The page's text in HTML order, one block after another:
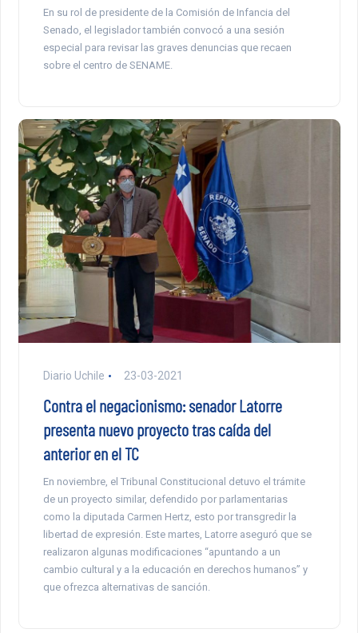
En su rol de presidente de la Comisión de Infancia del
Senado, el legislador también convocó a una sesión
especial para revisar las graves denuncias que recaen
sobre el centro de SENAME.
Diario Uchile 23-03-2021
Contra el negacionismo: senador Latorre
presenta nuevo proyecto tras caída del
anterior en el TC
En noviembre, el Tribunal Constitucional detuvo el trámite
de un proyecto similar, defendido por parlamentarias
como la diputada Carmen Hertz, esto por transgredir la
libertad de expresión. Este martes, Latorre aseguró que se
realizaron algunas modificaciones “apuntando a un
cambio cultural y a la educación en derechos humanos” y
que ofrezca alternativas de sanción.